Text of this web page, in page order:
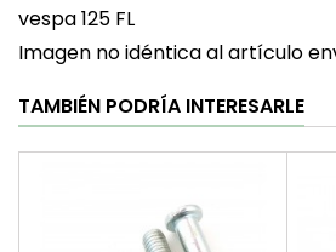
vespa 125 FL
Imagen no idéntica al artículo
TAMBIÉN PODRÍA INTERESARLE